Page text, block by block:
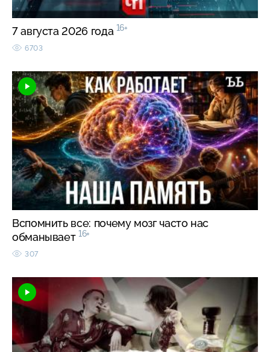
7 августа 2026 года 16+
6703
Вспомнить все: почему мозг часто нас
обманывает 16+
307